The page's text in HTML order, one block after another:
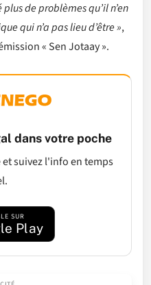
de problèmes qu’il n’en
qui n’a pas lieu d’être »,
« Sen Jotaay ».
dans votre poche
suivez l'info en temps
SUR
Play